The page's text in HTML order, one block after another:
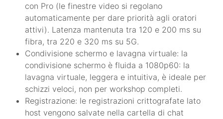
con Pro (le finestre video si regolano
automaticamente per dare priorità agli oratori
attivi). Latenza mantenuta tra 120 e 200 ms su
fibra, tra 220 e 320 ms su 5G.
Condivisione schermo e lavagna virtuale: la
condivisione schermo è fluida a 1080p60: la
lavagna virtuale, leggera e intuitiva, è ideale per
schizzi veloci, non per workshop completi.
Registrazione: le registrazioni crittografate lato
host vengono salvate nella cartella di chat